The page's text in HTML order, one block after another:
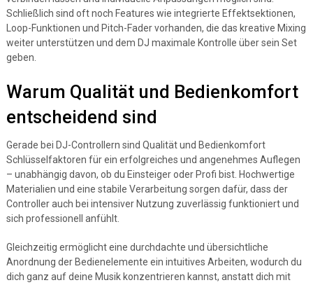
Schließlich sind oft noch Features wie integrierte Effektsektionen,
Loop-Funktionen und Pitch-Fader vorhanden, die das kreative Mixing
weiter unterstützen und dem DJ maximale Kontrolle über sein Set
geben.
Warum Qualität und Bedienkomfort
entscheidend sind
Gerade bei DJ-Controllern sind Qualität und Bedienkomfort
Schlüsselfaktoren für ein erfolgreiches und angenehmes Auflegen
– unabhängig davon, ob du Einsteiger oder Profi bist. Hochwertige
Materialien und eine stabile Verarbeitung sorgen dafür, dass der
Controller auch bei intensiver Nutzung zuverlässig funktioniert und
sich professionell anfühlt.
Gleichzeitig ermöglicht eine durchdachte und übersichtliche
Anordnung der Bedienelemente ein intuitives Arbeiten, wodurch du
dich ganz auf deine Musik konzentrieren kannst, anstatt dich mit